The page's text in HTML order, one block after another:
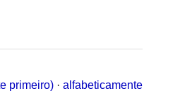
primeiro) · alfabeticamente